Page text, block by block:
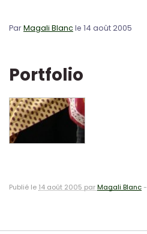
ParMagali Blanc le 14 août 2005
Portfolio
Publié le 14 août 2005 parMagali Blanc-